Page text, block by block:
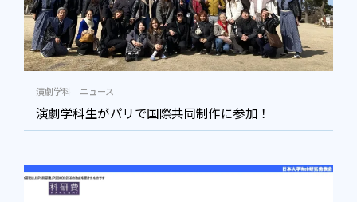
演劇学科 ニュース
演劇学科生がパリで国際共同制作に参加！